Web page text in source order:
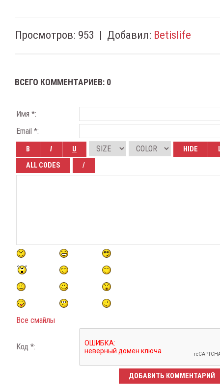
Просмотров: 953 | Добавил: Betislife
ВСЕГО КОММЕНТАРИЕВ: 0
Имя *:
Email *:
Все смайлы
Код *: